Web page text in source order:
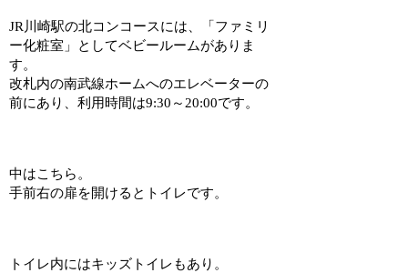
JR川崎駅の北コンコースには、「ファミリ
ー化粧室」としてベビールームがありま
す。
改札内の南武線ホームへのエレベーターの
前にあり、利用時間は9:30～20:00です。
中はこちら。
手前右の扉を開けるとトイレです。
トイレ内にはキッズトイレもあり。